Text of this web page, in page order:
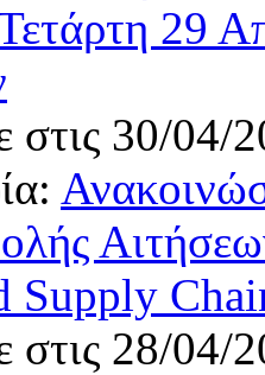
29
στις 30/04/
Supply
στις 28/04/